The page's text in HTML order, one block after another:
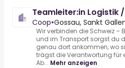
Teamleiter:in Logistik
Coop•Gossau, Sankt
Wir verbinden die Schweiz –
und im Transport sorgst du
genau dort ankommen, wo
trägst die Verantwortung für
Ab... Mehr anzeigen